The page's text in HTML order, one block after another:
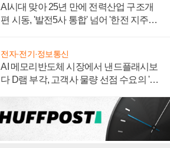
AI시대 맞아 25년 만에 전력산업 구조개
편 시동, '발전5사 통합' 넘어 '한전 지주사'
전자·전기·정보통신
AI 메모리반도체 시장에서 낸드플래시보
다 D램 부각, 고객사 물량 선점 수요의 '우